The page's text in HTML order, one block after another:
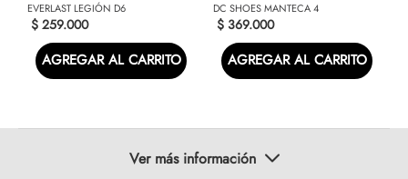
EVERLAST LEGIÓN D6
$ 259.000
AGREGAR AL CARRITO
DC SHOES MANTECA 4
$ 369.000
AGREGAR AL CARRITO